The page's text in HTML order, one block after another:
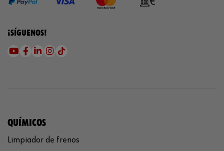
¡SÍGUENOS!
QUÍMICOS
Limpiador de frenos